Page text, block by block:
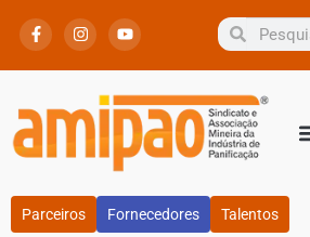
Parceiros Fornecedores Talentos